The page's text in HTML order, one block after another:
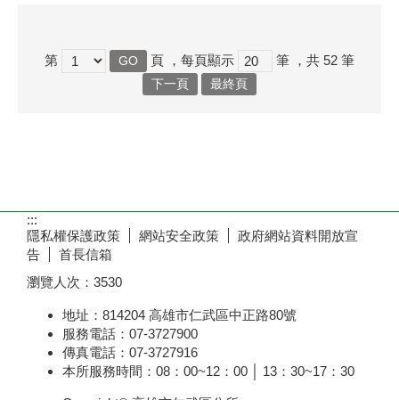
第 頁 ，每頁顯示 筆 ，共 52 筆
下一頁 最終頁
:::
隱私權保護政策
網站安全政策
政府網站資料開放宣
告
首長信箱
瀏覽人次： 3530
地址：814204 高雄市仁武區中正路80號
服務電話：07-3727900
傳真電話：07-3727916
本所服務時間：08：00~12：00 │ 13：30~17：30